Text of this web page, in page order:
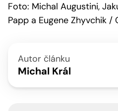
Foto: Michal Augustini,
Papp a Eugene Zhyvchik
Autor článku
Michal Král